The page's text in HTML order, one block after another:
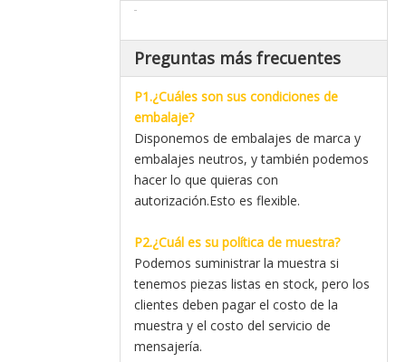
Preguntas más frecuentes
P1.¿Cuáles son sus condiciones de
embalaje?
Disponemos de embalajes de marca y
embalajes neutros, y también podemos
hacer lo que quieras con
autorización.Esto es flexible.
P2.¿Cuál es su política de muestra?
Podemos suministrar la muestra si
tenemos piezas listas en stock, pero los
clientes deben pagar el costo de la
muestra y el costo del servicio de
mensajería.